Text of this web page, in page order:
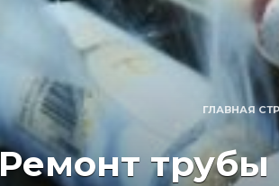
ГЛАВНАЯ
Ремонт трубы